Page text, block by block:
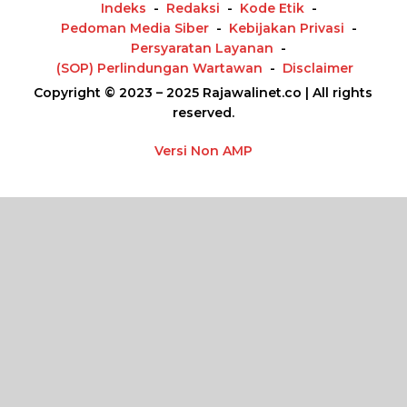
Indeks Redaksi
Kode Etik
Pedoman Media Siber
Kebijakan Privasi
Persyaratan Layanan
(SOP) Perlindungan Wartawan
Disclaimer
Copyright © 2023 – 2025 Rajawalinet.co | All rights
reserved.
Versi Non AMP